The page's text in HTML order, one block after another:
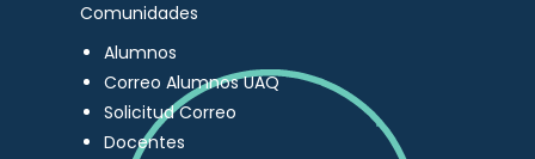
Comunidades
Alumnos
Correo Alumnos UAQ
Solicitud Correo
Docentes